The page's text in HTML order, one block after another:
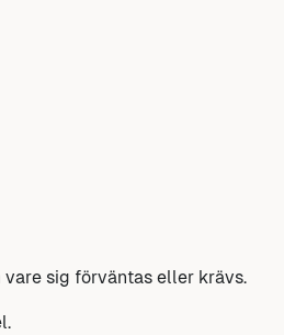
sig förväntas eller krävs.